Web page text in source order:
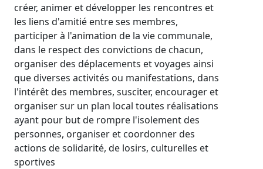
créer, animer et développer les rencontres et
les liens d'amitié entre ses membres,
participer à l'animation de la vie communale,
dans le respect des convictions de chacun,
organiser des déplacements et voyages ainsi
que diverses activités ou manifestations, dans
l'intérêt des membres, susciter, encourager et
organiser sur un plan local toutes réalisations
ayant pour but de rompre l'isolement des
personnes, organiser et coordonner des
actions de solidarité, de losirs, culturelles et
sportives